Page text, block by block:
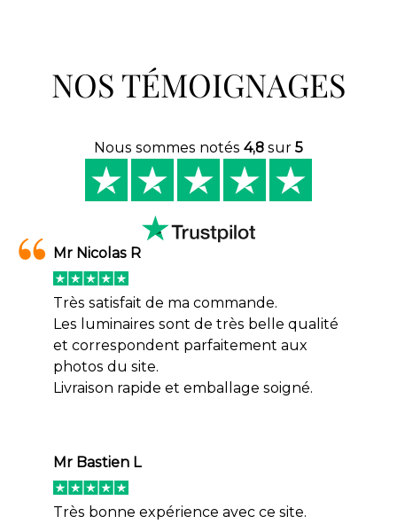
NOS TÉMOIGNAGES
Nous sommes notés 4,8 sur 5
Mr Nicolas R
Très satisfait de ma commande.
Les luminaires sont de très belle qualité
et correspondent parfaitement aux
photos du site.
Livraison rapide et emballage soigné.
Mr Bastien L
Très bonne expérience avec ce site.